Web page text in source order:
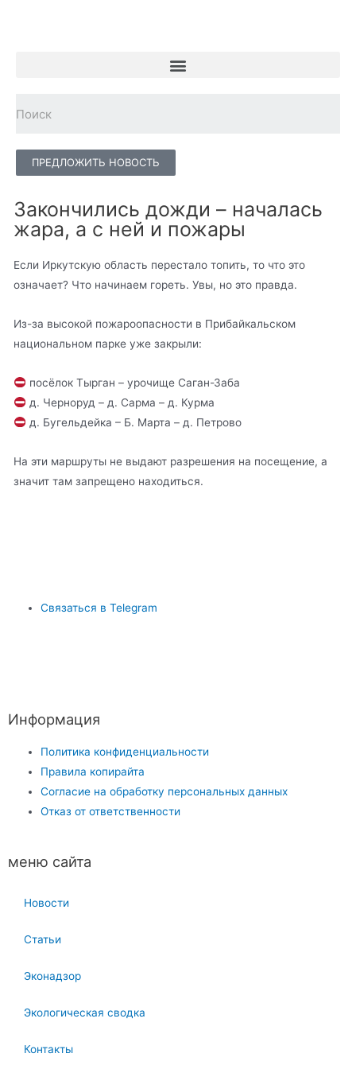
ПРЕДЛОЖИТЬ НОВОСТЬ
Закончились дожди – началась
жара, а с ней и пожары
Если Иркутскую область перестало топить, то что это
означает? Что начинаем гореть. Увы, но это правда.
Из-за высокой пожароопасности в Прибайкальском
национальном парке уже закрыли:
посёлок Тырган – урочище Саган-Заба
д. Черноруд – д. Сарма – д. Курма
д. Бугельдейка – Б. Марта – д. Петрово
На эти маршруты не выдают разрешения на посещение, а
значит там запрещено находиться.
Связаться в Telegram
Информация
Политика конфиденциальности
Правила копирайта
Согласие на обработку персональных данных
Отказ от ответственности
меню сайта
Новости
Статьи
Эконадзор
Экологическая сводка
Контакты